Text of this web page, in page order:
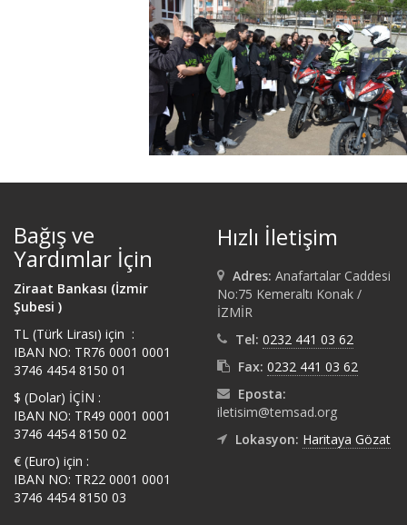
Bağış ve
Yardımlar İçin
Ziraat Bankası (İzmir
Şubesi )
TL (Türk Lirası) için :
IBAN NO: TR76 0001 0001
3746 4454 8150 01
$ (Dolar) İÇİN :
IBAN NO: TR49 0001 0001
3746 4454 8150 02
€ (Euro) için :
IBAN NO: TR22 0001 0001
3746 4454 8150 03
Hızlı İletişim
Adres: Anafartalar Caddesi
No:75 Kemeraltı Konak /
İZMİR
Tel: 0232 441 03 62
Fax: 0232 441 03 62
Eposta:
iletisim@temsad.org
Lokasyon: Haritaya Gözat